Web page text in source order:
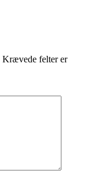
Krævede felter er